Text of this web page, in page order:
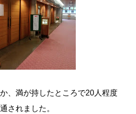
、満が持したところで20人程度
されました。